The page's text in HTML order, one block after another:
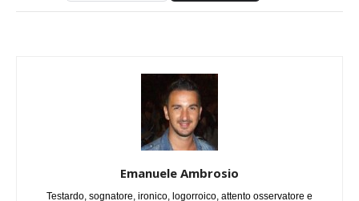
Emanuele Ambrosio
Testardo, sognatore, ironico, logorroico, attento osservatore e